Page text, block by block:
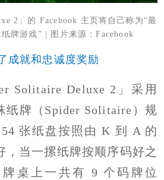
2」的 Facebook 主页将自己称为“最
牌游戏” | 图片来源：Facebook
成就和忠诚度奖励
Solitaire Deluxe 2」采用
纸牌（Spider Solitaire）规
张纸盘按照由 K 到 A 的
，当一摞纸牌按顺序码好之
桌上一共有 9 个码牌位